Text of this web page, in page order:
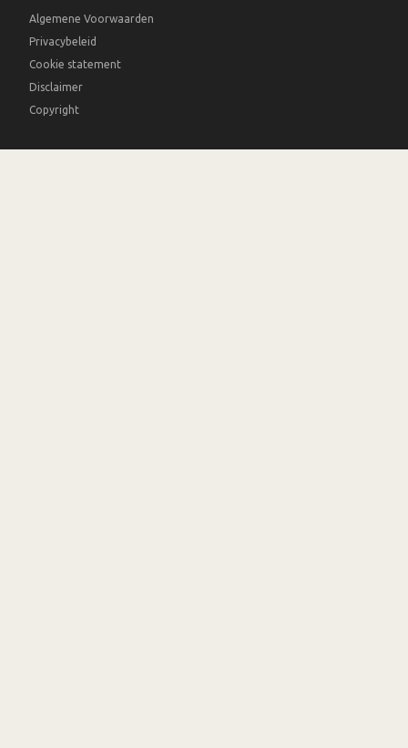
Algemene Voorwaarden
Privacybeleid
Cookie statement
Disclaimer
Copyright